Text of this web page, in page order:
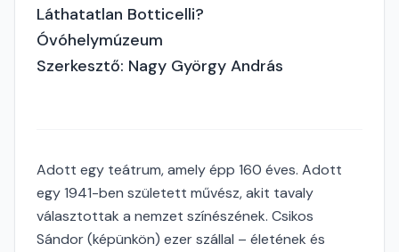
Láthatatlan Botticelli?
Óvóhelymúzeum
Szerkesztő: Nagy György András
Adott egy teátrum, amely épp 160 éves. Adott
egy 1941-ben született művész, akit tavaly
választottak a nemzet színészének. Csikos
Sándor (képünkön) ezer szállal – életének és